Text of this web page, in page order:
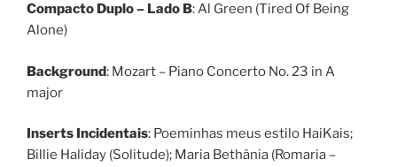
Compacto Duplo – Lado B: Al Green (Tired Of Being
Alone)
Background: Mozart – Piano Concerto No. 23 in A
major
Inserts Incidentais: Poeminhas meus estilo HaiKais;
Billie Haliday (Solitude); Maria Bethânia (Romaria –